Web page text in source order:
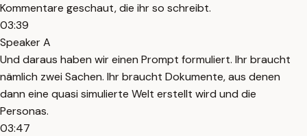
Kommentare geschaut, die ihr so schreibt.
03:39
Speaker A
Und daraus haben wir einen Prompt formuliert. Ihr braucht
nämlich zwei Sachen. Ihr braucht Dokumente, aus denen
dann eine quasi simulierte Welt erstellt wird und die
Personas.
03:47